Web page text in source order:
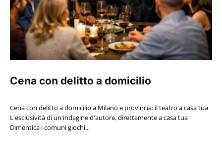
Cena con delitto a domicilio
Cena con delitto a domicilio a Milano e provincia: il teatro a casa tua
L'esclusività di un'indagine d'autore, direttamente a casa tua
Dimentica i comuni giochi...